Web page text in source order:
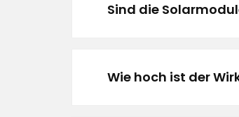
Sind die
Wie hoch ist der